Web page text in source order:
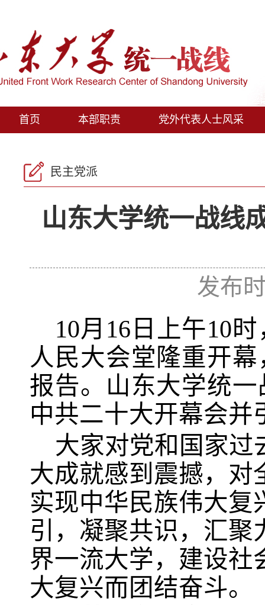
首页 本部职责 党外代表人士风采
民主党派
山东大学统一战线
发布
10月 16 日上午10
人民大会堂隆重开
报告。山东大学统
中共二十大开幕会并
大家对党和国家过
大成就感到震撼，对
实现中华民族伟大复
引，凝聚共识，汇聚
界一流大学，建设社
大复兴而团结奋斗。